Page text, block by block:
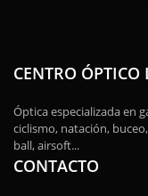
CENTRO ÓPTICO
Óptica especializada en
ciclismo, natación,
ball, airsoft...
CONTACTO